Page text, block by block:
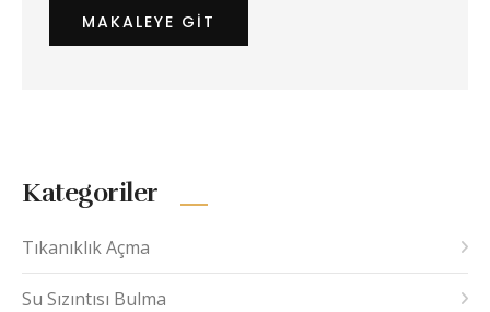
MAKALEYE GIT
Kategoriler
Tıkanıklık Açma
Su Sızıntısı Bulma